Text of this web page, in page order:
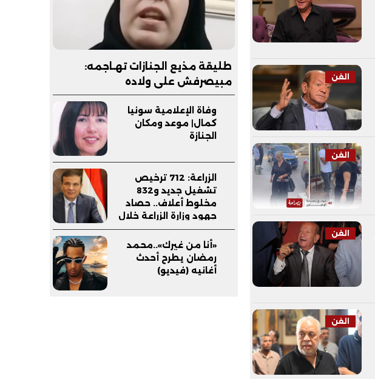
الفن
الفن
الفن
الفن
طليقة مذيع الجنازات تهـاجمه:
مبيصرفش على ولاده
وفاة الإعلامية سونيا
كمال| موعد ومكان
الجنازة
الزراعة: 712 ترخيص
تشغيل جديد و832
مخلوط أعلاف.. حصاد
جهود وزارة الزراعة خلال
يوليو
«أنا من غيرك»..محمد
رمضان يطرح أحدث
أغانيه (فيديو)